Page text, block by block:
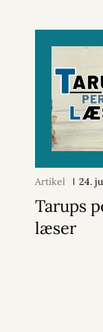
Artikel 24.
Tarups
læser